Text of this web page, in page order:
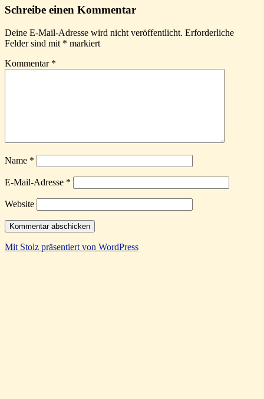
Schreibe einen Kommentar
Deine E-Mail-Adresse wird nicht veröffentlicht. Erforderliche
Felder sind mit * markiert
Kommentar *
Name *
E-Mail-Adresse *
Website
Mit Stolz präsentiert von WordPress